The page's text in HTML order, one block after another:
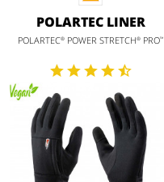
POLARTEC LINER
POLARTEC® POWER STRETCH® PRO™